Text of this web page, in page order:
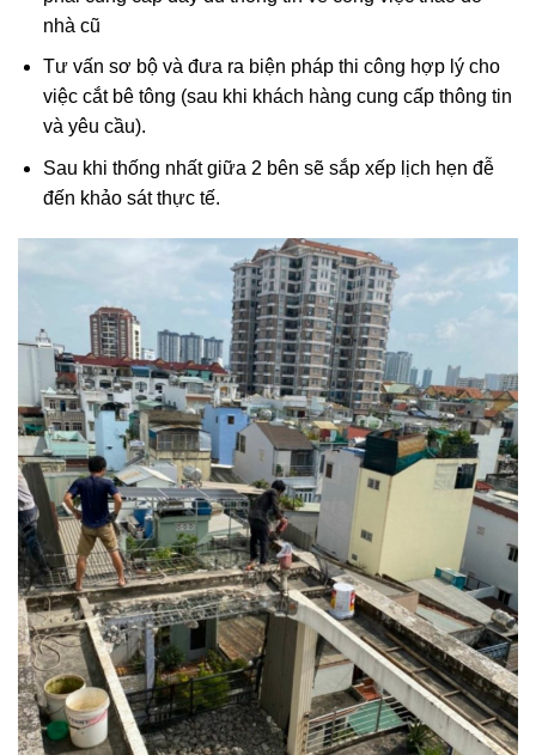
nhà cũ
Tư vấn sơ bộ và đưa ra biện pháp thi công hợp lý cho
việc cắt bê tông (sau khi khách hàng cung cấp thông tin
và yêu cầu).
Sau khi thống nhất giữa 2 bên sẽ sắp xếp lịch hẹn đễ
đến khảo sát thực tế.